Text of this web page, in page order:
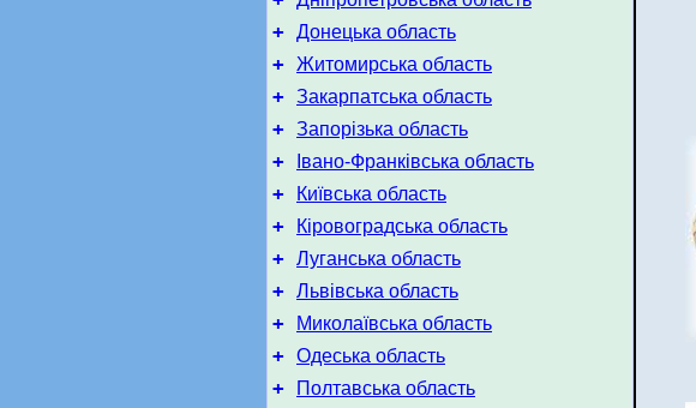
+ Донецька область
+ Житомирська область
+ Закарпатська область
+ Запорізька область
+ Івано-Франківська область
+ Київська область
+ Кіровоградська область
+ Луганська область
+ Львівська область
+ Миколаївська область
+ Одеська область
+ Полтавська область